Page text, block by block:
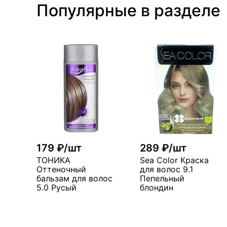
Популярные в разделе
179 ₽/шт
ТОНИКА
Оттеночный
бальзам для волос
5.0 Русый
289 ₽/шт
Sea Color Краска
для волос 9.1
Пепельный
блондин